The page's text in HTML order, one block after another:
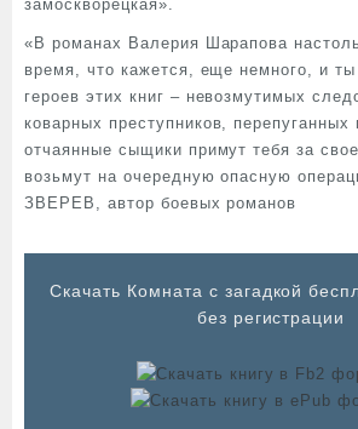
замоскворецкая».
«В романах Валерия Шарапова
время, что кажется, еще немного, и
героев этих книг – невозмутимых
коварных преступников,
отчаянные сыщики примут тебя за
возьмут на очередную опасную
ЗВЕРЕВ, автор боевых романов
Cкачать Комната с загадкой
без регистрации